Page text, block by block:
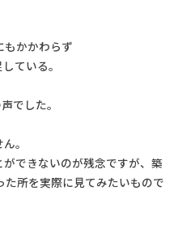
もかかわらず
ている。
でした。
。
できないのが残念ですが、築
所を実際に見てみたいもので